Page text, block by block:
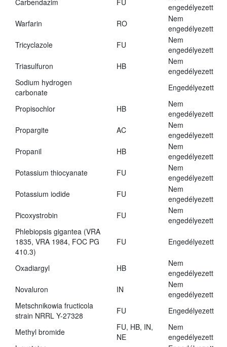
Carbendazim
FU
engedélyezett
Warfarin
RO
Nem
engedélyezett
Tricyclazole
FU
Nem
engedélyezett
Triasulfuron
HB
Nem
engedélyezett
Sodium hydrogen
carbonate
Engedélyezett
Propisochlor HB
Nem
engedélyezett
Propargite
AC
Nem
engedélyezett
Propanil
HB
Nem
engedélyezett
Potassium thiocyanate
FU
Nem
engedélyezett
Potassium iodide
FU
Nem
engedélyezett
Picoxystrobin
FU
Nem
engedélyezett
Phlebiopsis gigantea (VRA
1835, VRA 1984, FOC PG
410.3)
FU Engedélyezett
Oxadiargyl HB
Nem
engedélyezett
Novaluron
IN
Nem
engedélyezett
Metschnikowia fructicola
strain NRRL Y-27328
FU Engedélyezett
Methyl bromide
FU, HB, IN,
NE
Nem
engedélyezett